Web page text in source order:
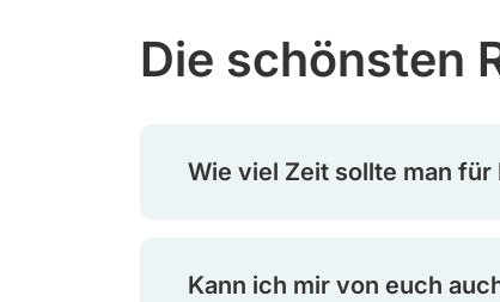
Die schönsten
Wie viel Zeit sollte man für
Kann ich mir von euch